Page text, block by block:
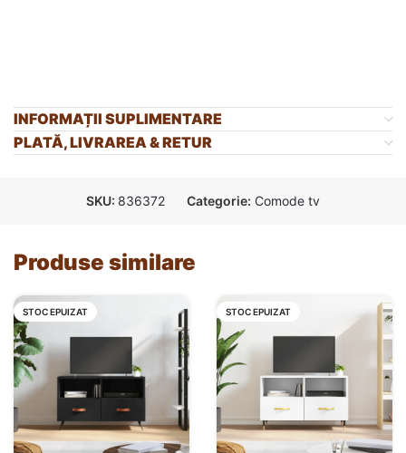
INFORMAȚII SUPLIMENTARE
PLATĂ, LIVRAREA & RETUR
SKU: 836372 Categorie: Comode tv
Produse similare
STOC EPUIZAT STOC EPUIZAT